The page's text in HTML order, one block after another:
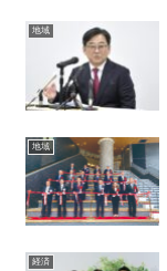
地域
地域
経済